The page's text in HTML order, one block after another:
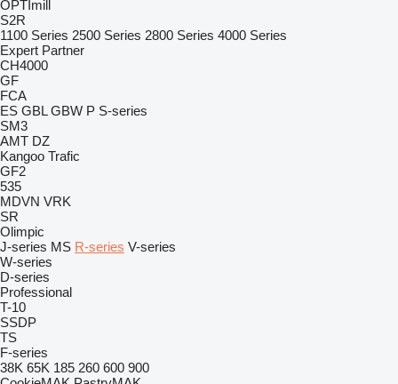
OPTImill
S2R
1100 Series 2500 Series 2800 Series 4000 Series
Expert Partner
CH4000
GF
FCA
ES GBL GBW P S-series
SM3
AMT DZ
Kangoo Trafic
GF2
535
MDVN VRK
SR
Olimpic
J-series MS R-series V-series
W-series
D-series
Professional
T-10
SSDP
TS
F-series
38K 65K 185 260 600 900